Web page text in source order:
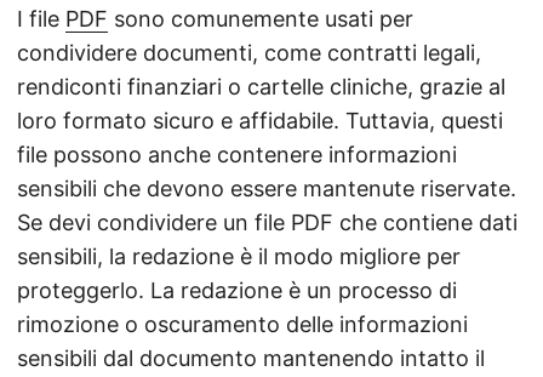
I file PDF sono comunemente usati per
condividere documenti, come contratti legali,
rendiconti finanziari o cartelle cliniche, grazie al
loro formato sicuro e affidabile. Tuttavia, questi
file possono anche contenere informazioni
sensibili che devono essere mantenute riservate.
Se devi condividere un file PDF che contiene dati
sensibili, la redazione è il modo migliore per
proteggerlo. La redazione è un processo di
rimozione o oscuramento delle informazioni
sensibili dal documento mantenendo intatto il